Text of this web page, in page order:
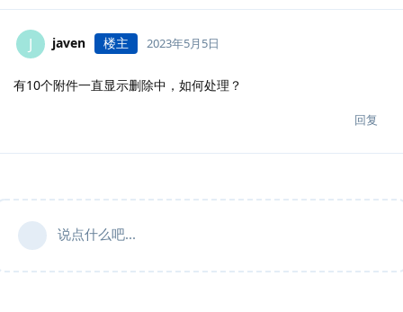
J javen 楼主 2023年5月5日
有10个附件一直显示删除中，如何处理？
回复
说点什么吧...